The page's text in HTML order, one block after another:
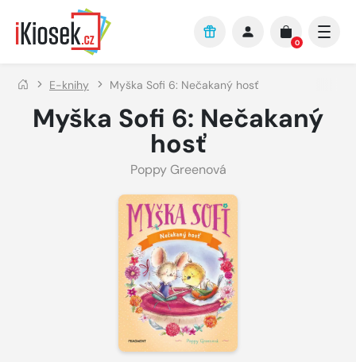
Přejít na hlavní obsah
0
E-knihy Myška Sofi 6: Nečakaný hosť
Myška Sofi 6: Nečakaný
hosť
Poppy Greenová